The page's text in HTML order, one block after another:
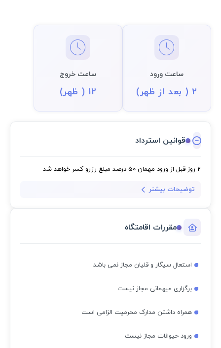
ساعت ورود
2 ( بعد از ظهر)
ساعت خروج
12 ( ظهر)
قوانین استرداد
2 روز قبل از ورود مهمان 50 درصد مبلغ رزرو کسر خواهد شد
توضیحات بیشتر
مقررات اقامتگاه
استعال سیگار و قلیان مجاز نمی باشد
برگزاری میهمانی مجاز نیست
همراه داشتن مدارک محرمیت الزامی است
ورود حیوانات مجاز نیست